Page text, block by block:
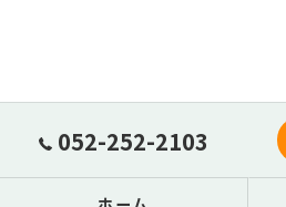
052-252-2103